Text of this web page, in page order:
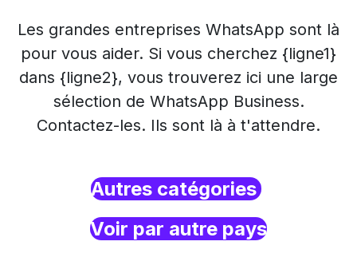
Les grandes entreprises WhatsApp sont là
pour vous aider. Si vous cherchez {ligne1}
dans {ligne2}, vous trouverez ici une large
sélection de WhatsApp Business.
Contactez-les. Ils sont là à t'attendre.
Autres catégories
Voir par autre pays